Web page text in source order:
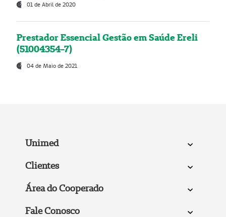
01 de Abril de 2020
Prestador Essencial Gestão em Saúde Ereli
(51004354-7)
04 de Maio de 2021
Unimed
Clientes
Área do Cooperado
Fale Conosco